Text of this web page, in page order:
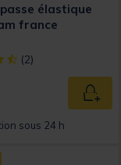
élastique
france
out of 5
(2)
sous 24 h